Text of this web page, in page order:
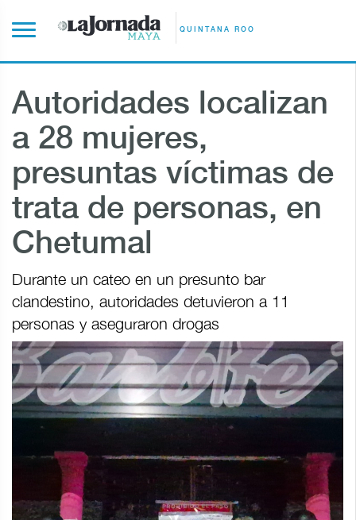
QUINTANA ROO
Autoridades localizan
a 28 mujeres,
presuntas víctimas de
trata de personas, en
Chetumal
Durante un cateo en un presunto bar
clandestino, autoridades detuvieron a 11
personas y aseguraron drogas